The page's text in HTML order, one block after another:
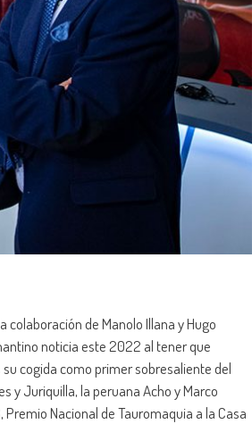
colaboración de Manolo Illana y Hugo
noticia este 2022 al tener que
cogida como primer sobresaliente del
y Juriquilla, la peruana Acho y Marco
Nacional de Tauromaquia a la Casa